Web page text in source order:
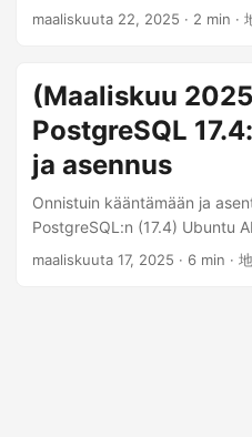
Manticore Search on
Asenna suoraan paketin
maaliskuuta 22, 2025 · 2 min ·
(Maaliskuu
PostgreSQL
ja asennus
Onnistuin kääntämään ja
PostgreSQL:n (17.4) Ubuntu
komennot ovat pääosin
komennon käytännössä. Voit
asennus onnistui, täältä:
maaliskuuta 17, 2025 · 6 min ·